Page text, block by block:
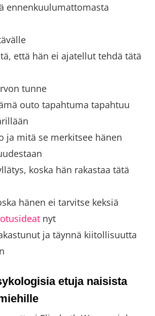
ennenkuulumattomasta
että hän ei ajatellut tehdä tätä
tunne
outo tapahtuma tapahtuu
ja mitä se merkitsee hänen
koska hän rakastaa tätä
hänen ei tarvitse keksiä
nyt
ja täynnä kiitollisuutta
etuja naisista